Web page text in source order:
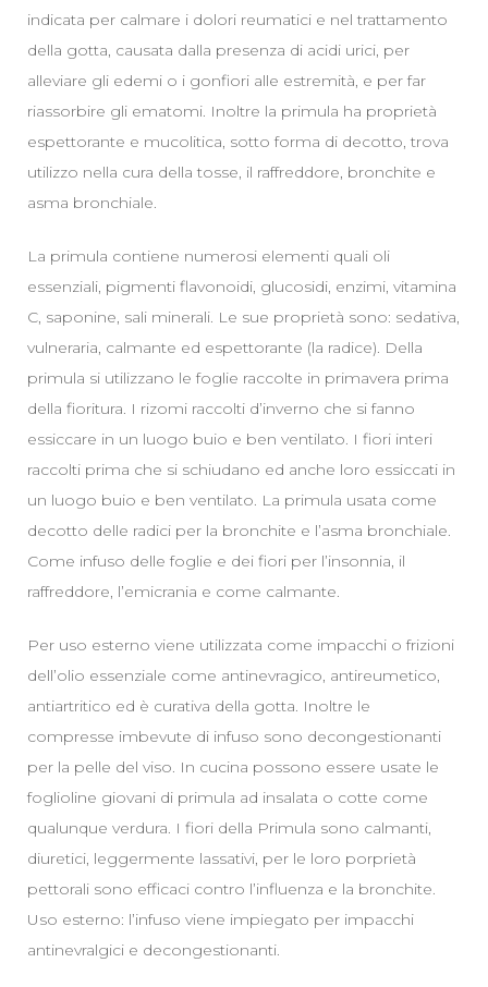
indicata per calmare i dolori reumatici e nel trattamento
della gotta, causata dalla presenza di acidi urici, per
alleviare gli edemi o i gonfiori alle estremità, e per far
riassorbire gli ematomi. Inoltre la primula ha proprietà
espettorante e mucolitica, sotto forma di decotto, trova
utilizzo nella cura della tosse, il raffreddore, bronchite e
asma bronchiale.
La primula contiene numerosi elementi quali oli
essenziali, pigmenti flavonoidi, glucosidi, enzimi, vitamina
C, saponine, sali minerali. Le sue proprietà sono: sedativa,
vulneraria, calmante ed espettorante (la radice). Della
primula si utilizzano le foglie raccolte in primavera prima
della fioritura. I rizomi raccolti d’inverno che si fanno
essiccare in un luogo buio e ben ventilato. I fiori interi
raccolti prima che si schiudano ed anche loro essiccati in
un luogo buio e ben ventilato. La primula usata come
decotto delle radici per la bronchite e l’asma bronchiale.
Come infuso delle foglie e dei fiori per l’insonnia, il
raffreddore, l’emicrania e come calmante.
Per uso esterno viene utilizzata come impacchi o frizioni
dell’olio essenziale come antinevragico, antireumetico,
antiartritico ed è curativa della gotta. Inoltre le
compresse imbevute di infuso sono decongestionanti
per la pelle del viso. In cucina possono essere usate le
foglioline giovani di primula ad insalata o cotte come
qualunque verdura. I fiori della Primula sono calmanti,
diuretici, leggermente lassativi, per le loro porprietà
pettorali sono efficaci contro l’influenza e la bronchite.
Uso esterno: l’infuso viene impiegato per impacchi
antinevralgici e decongestionanti.